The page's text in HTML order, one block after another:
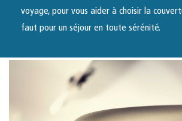
voyage, pour vous aider à choisir la
faut pour un séjour en toute sérénité.